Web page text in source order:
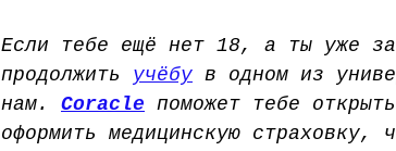
Если тебе ещё нет 18, а ты уже
продолжить учёбу в одном из
нам. Coracle поможет тебе
оформить медицинскую страховку,